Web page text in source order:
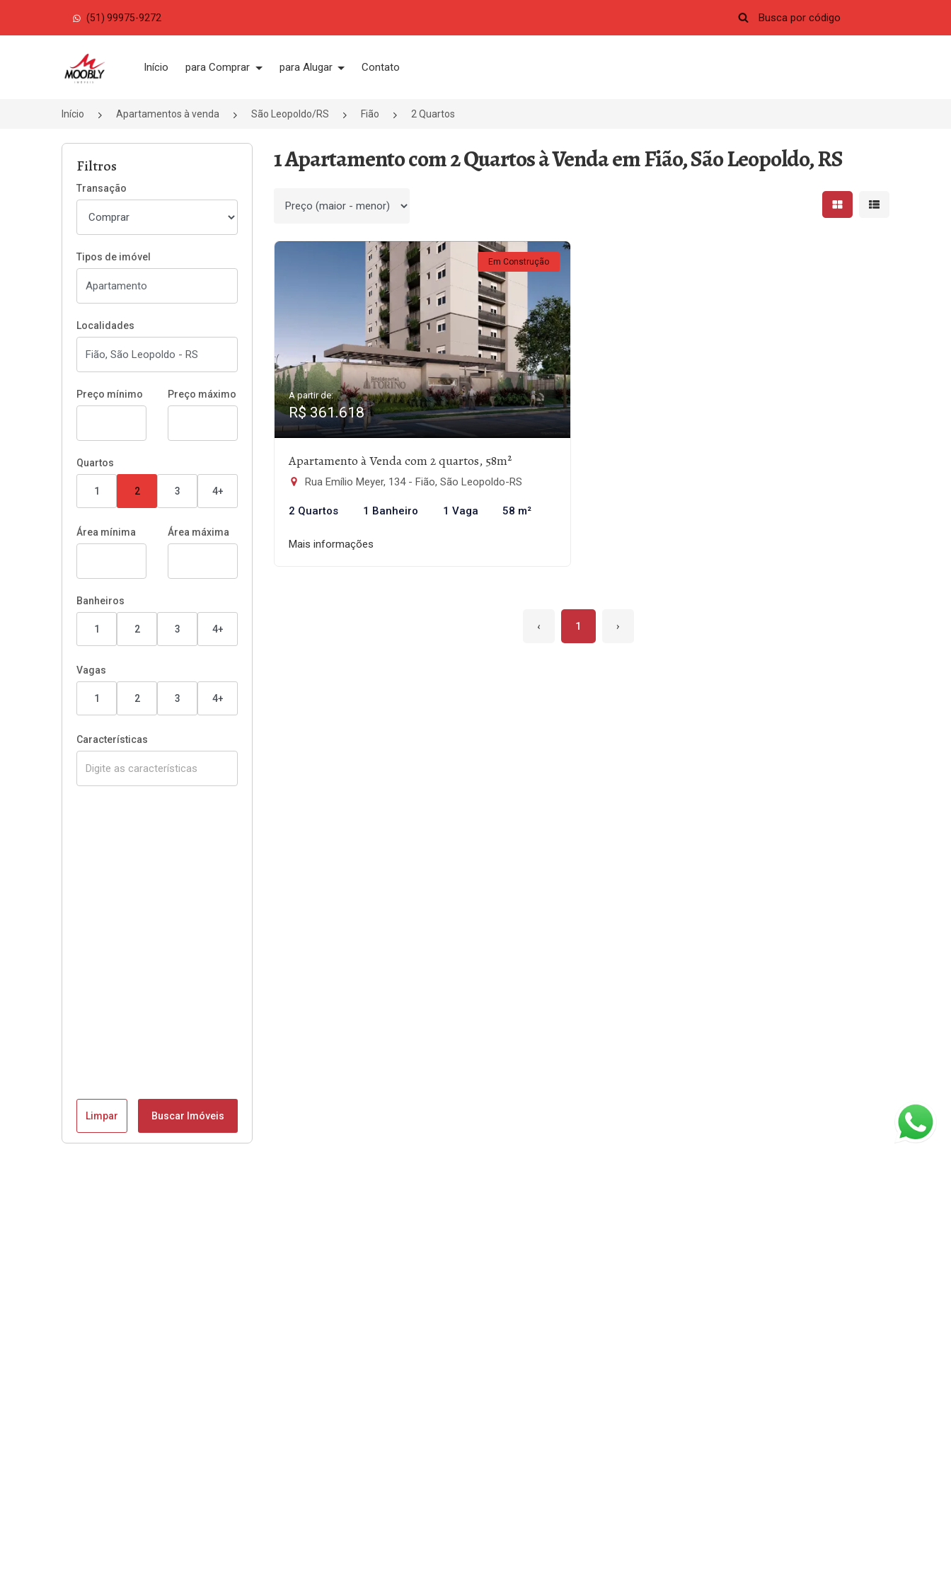
(51) 99975-9272
Página inicial
Início para Comprar para Alugar Contato
Início Apartamentos à venda São Leopoldo/RS Fião 2 Quartos
Filtros
Transação
Tipos de imóvel
Localidades
Preço mínimo Preço máximo
Quartos
1 2 3 4+
Área mínima Área máxima
Banheiros
1 2 3 4+
Vagas
1 2 3 4+
Características
Limpar Buscar Imóveis
1 Apartamento com 2 Quartos à Venda em Fião, São Leopoldo, RS
Ordenar por Mostrar resultados em
Mostrar
Em Construção
A partir de:
R$ 361.618
Apartamento à Venda com 2 quartos, 58m²
Rua Emílio Meyer, 134 - Fião, São Leopoldo-RS
2 Quartos 1 Banheiro 1 Vaga 58 m²
Mais informações
‹ 1 ›